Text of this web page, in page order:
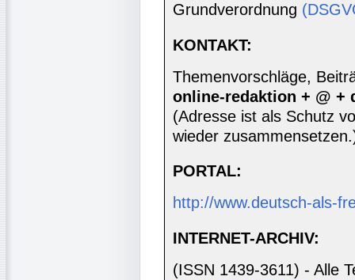
Grundverordnung
KONTAKT:
Themenvorschläge,
online-redaktion + @ +
(Adresse ist als Schutz
wieder
PORTAL:
http://www.deutsch-als-
INTERNET-ARCHIV:
(ISSN 1439-3611) - Alle